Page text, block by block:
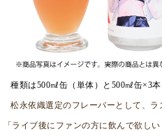
種類は500㎖缶（単体）と 500㎖缶×3本
松永依織選定のフレーバーとして、
「ライブ後にファンの方に飲んで欲し